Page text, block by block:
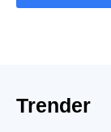
Trender